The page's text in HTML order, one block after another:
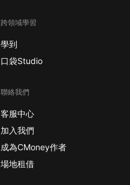
跨領域學習
學到
口袋Studio
聯絡我們
客服中心
加入我們
成為CMoney作者
場地租借